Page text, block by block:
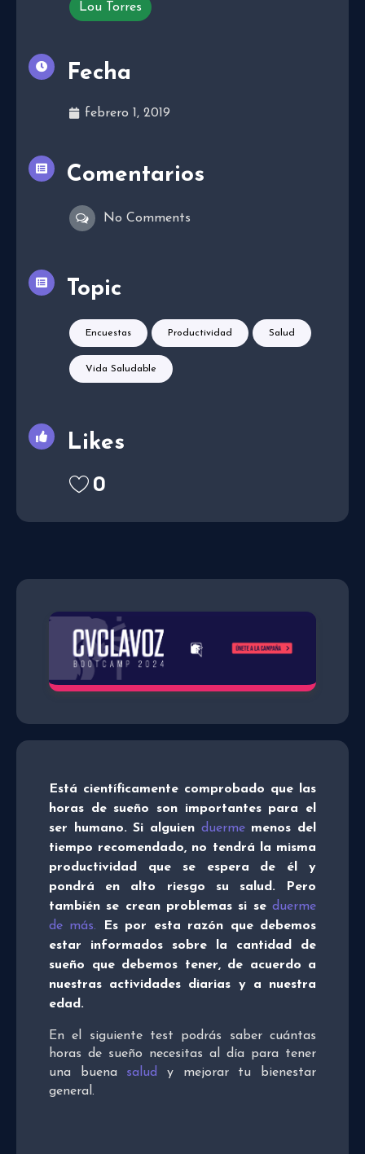
Está científicamente comprobado que las
horas de sueño son importantes para el
ser humano. Si alguien duermemenos del
tiempo recomendado, no tendrá la misma
productividad que se espera de él y
pondrá en alto riesgo su salud. Pero
también se crean problemas si se duerme
de más. Es por esta razón que debemos
estar informados sobre la cantidad de
sueño que debemos tener, de acuerdo a
nuestras actividades diarias y a nuestra
edad.
En el siguiente test podrás saber cuántas
horas de sueño necesitas al día para tener
una buena salud y mejorar tu bienestar
general.
Lou Torres
Fecha
febrero 1, 2019
Comentarios
No Comments
Topic
Encuestas Productividad Salud
Vida Saludable
Likes
0